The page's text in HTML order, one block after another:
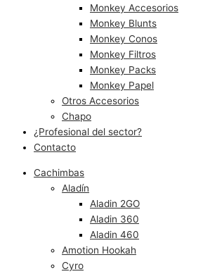
Monkey Accesorios
Monkey Blunts
Monkey Conos
Monkey Filtros
Monkey Packs
Monkey Papel
Otros Accesorios
Chapo
¿Profesional del sector?
Contacto
Cachimbas
Aladín
Aladin 2GO
Aladin 360
Aladin 460
Amotion Hookah
Cyro